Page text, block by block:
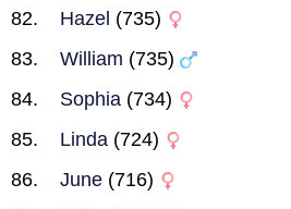
Hazel (735)
William (735)
Sophia (734)
Linda (724)
June (716)